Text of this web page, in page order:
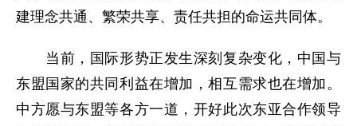
建理念共通、繁荣共享、责任共担的命运共同体。
当前，国际形势正发生深刻复杂变化，中国与
东盟国家的共同利益在增加，相互需求也在增加。
中方愿与东盟等各方一道，开好此次东亚合作领导